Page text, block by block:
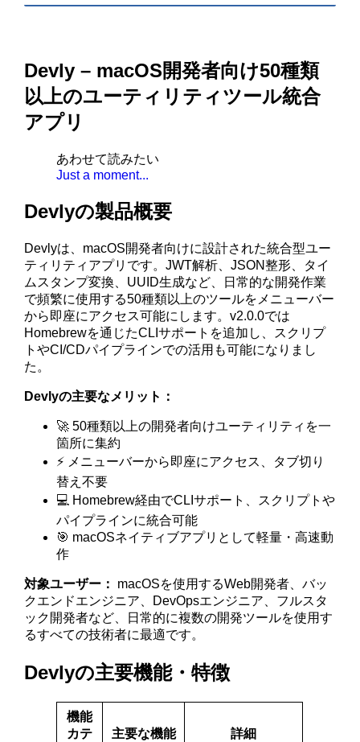
Devly – macOS開発者向け50種類
以上のユーティリティツール統合
アプリ
あわせて読みたい
Just a moment...
Devlyの製品概要
Devlyは、macOS開発者向けに設計された統合型ユー
ティリティアプリです。JWT解析、JSON整形、タイ
ムスタンプ変換、UUID生成など、日常的な開発作業
で頻繁に使用する50種類以上のツールをメニューバー
から即座にアクセス可能にします。v2.0.0では
Homebrewを通じたCLIサポートを追加し、スクリプ
トやCI/CDパイプラインでの活用も可能になりまし
た。
Devlyの主要なメリット：
🚀 50種類以上の開発者向けユーティリティを一
箇所に集約
⚡ メニューバーから即座にアクセス、タブ切り
替え不要
💻 Homebrew経由でCLIサポート、スクリプトや
パイプラインに統合可能
🎯 macOSネイティブアプリとして軽量・高速動
作
対象ユーザー：
macOSを使用するWeb開発者、バッ
クエンドエンジニア、DevOpsエンジニア、フルスタ
ック開発者など、日常的に複数の開発ツールを使用す
るすべての技術者に最適です。
Devlyの主要機能・特徴
機能
カテ
主要な機能 詳細